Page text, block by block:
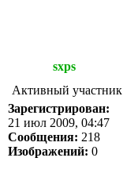
sxps
Активный участник
Зарегистрирован:
21 июл 2009, 04:47
Сообщения: 218
Изображений: 0